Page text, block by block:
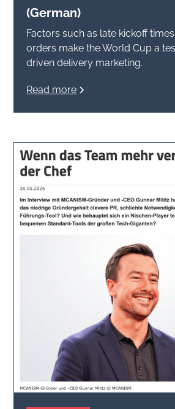
(German)
Factors such as late kickoff
orders make the World Cup a
driven delivery marketing.
Read more